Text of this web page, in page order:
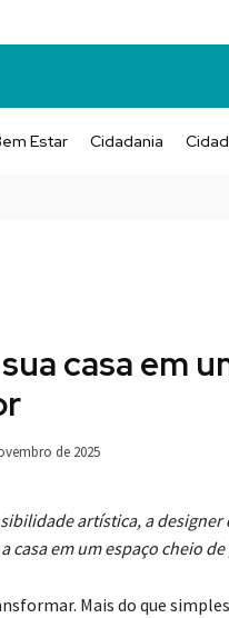
Estar Cidadania
casa em
de 2025
artística, a
casa em um espaço cheio
Mais do que